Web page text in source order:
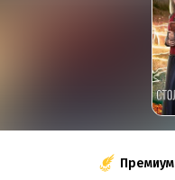
Премиум